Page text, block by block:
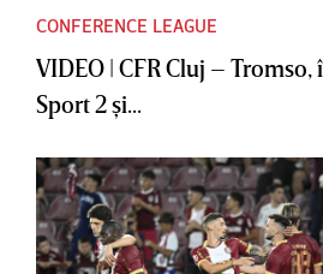
CONFERENCE LEAGUE
VIDEO | CFR Cluj –
Sport 2 şi...